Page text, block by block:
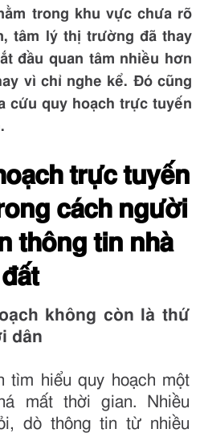
trong khu vực chưa rõ
tâm lý thị trường đã thay
đầu quan tâm nhiều hơn
vì chỉ nghe kể. Đó cũng
cứu quy hoạch trực tuyến
trực tuyến
cách người
thông tin nhà
đất
không còn là thứ
dân
tìm hiểu quy hoạch một
mất thời gian. Nhiều
dò thông tin từ nhiều